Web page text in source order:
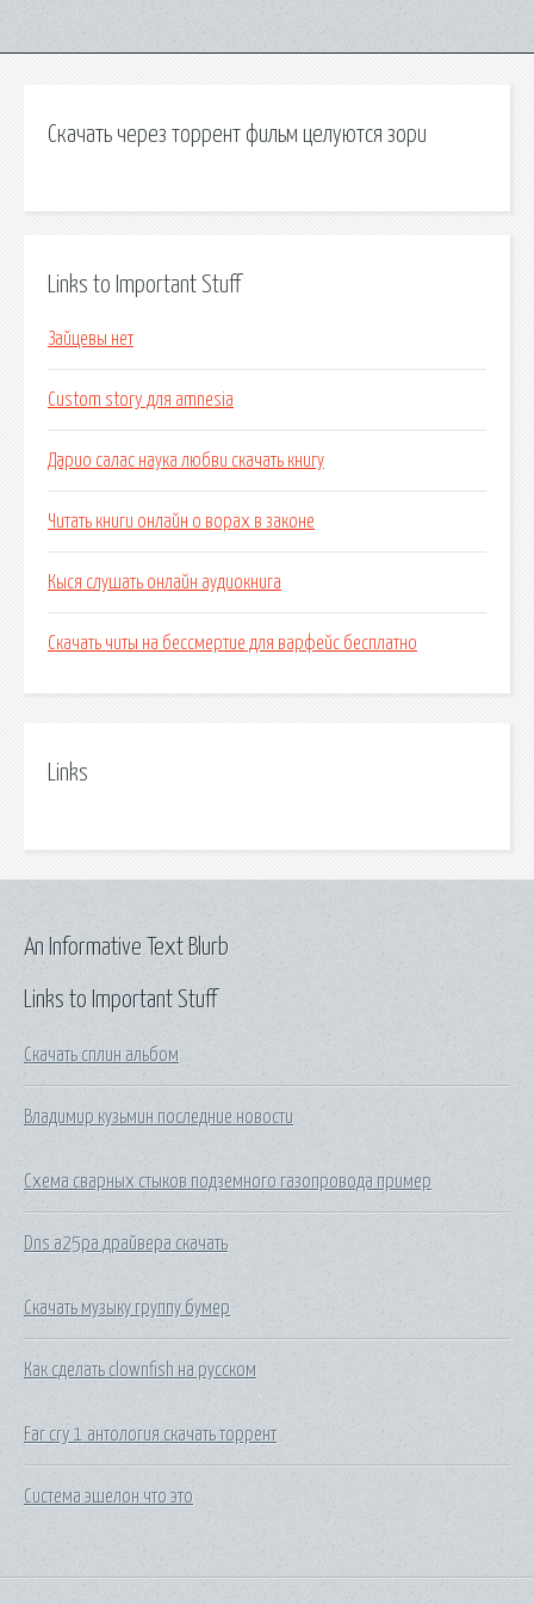
Скачать через торрент фильм целуются зори
Links to Important Stuff
Зайцевы нет
Custom story для amnesia
Дарио салас наука любви скачать книгу
Читать книги онлайн о ворах в законе
Кыся слушать онлайн аудиокнига
Скачать читы на бессмертие для варфейс бесплатно
Links
Links to Important Stuff
Скачать сплин альбом
Владимир кузьмин последние новости
Схема сварных стыков подземного газопровода пример
Dns a25pa драйвера скачать
Скачать музыку группу бумер
Как сделать clownfish на русском
Far cry 1 антология скачать торрент
Система эшелон что это
An Informative Text Blurb